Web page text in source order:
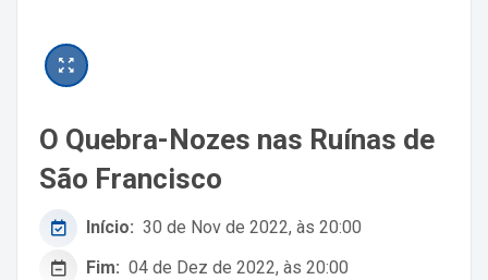
O Quebra-Nozes nas Ruínas de
São Francisco
Início: 30 de Nov de 2022, às 20:00
Fim: 04 de Dez de 2022, às 20:00